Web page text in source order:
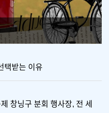
택받는 이유
창닝구 분회 행사장, 전 세